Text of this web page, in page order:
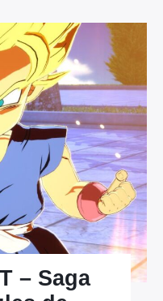
– Saga